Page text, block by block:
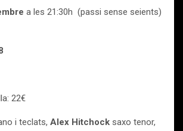
a les 21:30h (passi sense seients)
22€
i teclats, Alex Hitchock saxo tenor,